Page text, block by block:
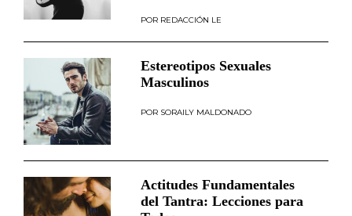
REDACCIÓN LE
Estereotipos Sexuales
Masculinos
SORAILY MALDONADO
Actitudes Fundamentales
del Tantra: Lecciones para